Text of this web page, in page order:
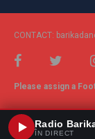
CONTACT:
Please assign a
Radio
ÎN DIRECT